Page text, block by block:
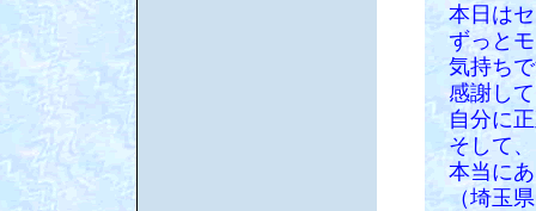
本日は
ずっと
気持ち
感謝し
自分に
そして
本当に
（埼玉